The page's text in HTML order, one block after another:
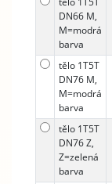
DN66 M,
M=modrá
barva
tělo 1T5T
DN76 M,
M=modrá
barva
tělo 1T5T
DN76 Z,
Z=zelená
barva